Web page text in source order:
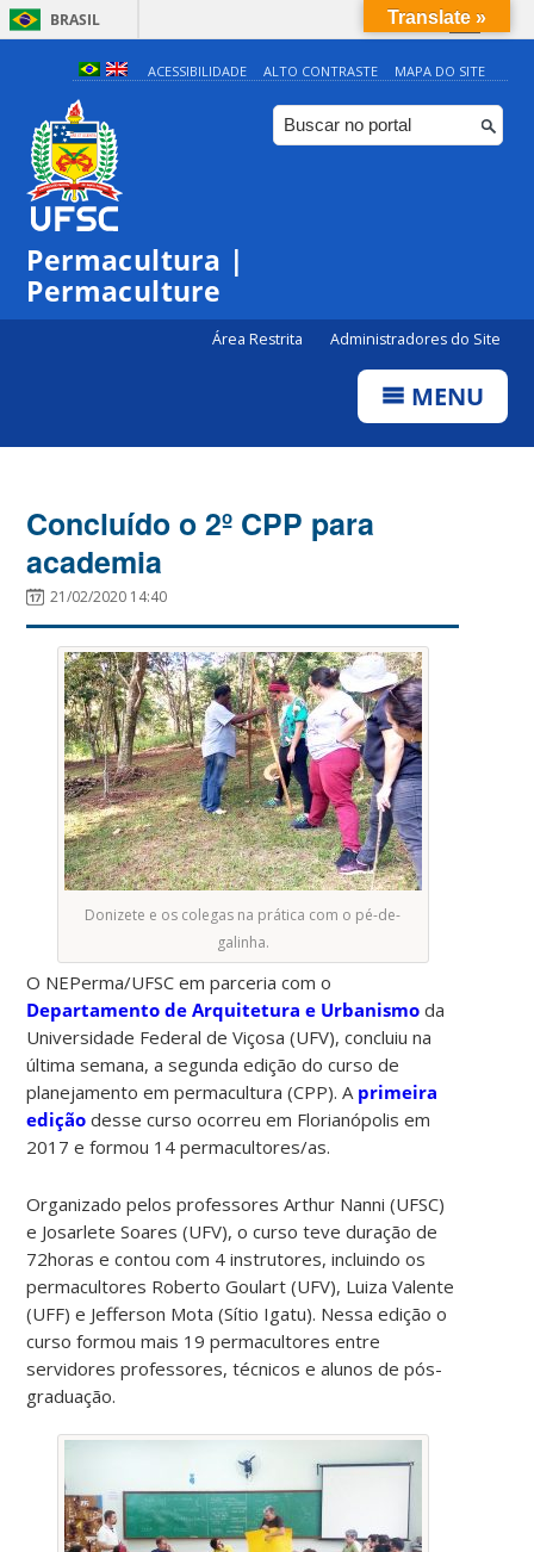
BRASIL
Simplifique!
Comunica BR
Participe
ACESSIBILIDADE ALTO CONTRASTE MAPA DO SITE
Permacultura |
Permaculture
Área Restrita Administradores do Site
MENU
Concluído o 2º CPP para
academia
21/02/2020 14:40
Donizete e os colegas na prática com o pé-de-
galinha.
O NEPerma/UFSC em parceria com o
Departamento de Arquitetura e Urbanismo da
Universidade Federal de Viçosa (UFV), concluiu na
última semana, a segunda edição do curso de
planejamento em permacultura (CPP). A primeira
edição desse curso ocorreu em Florianópolis em
2017 e formou 14 permacultores/as.
Organizado pelos professores Arthur Nanni (UFSC)
e Josarlete Soares (UFV), o curso teve duração de
72horas e contou com 4 instrutores, incluindo os
permacultores Roberto Goulart (UFV), Luiza Valente
(UFF) e Jefferson Mota (Sítio Igatu). Nessa edição o
curso formou mais 19 permacultores entre
servidores professores, técnicos e alunos de pós-
graduação.
Translate »